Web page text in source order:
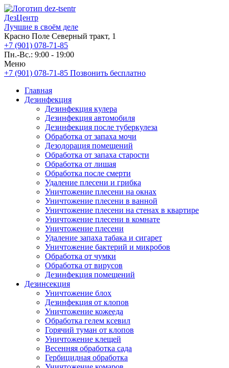
ДезЦентр
Лучшие в своём деле
Красно Поле Северный тракт, 1
+7 (901) 078-71-85
Пн.-Вс.: 9:00 - 19:00
Меню
+7 (901) 078-71-85 Позвонить бесплатно
Главная
Дезинфекция
Дезинфекция кулера
Дезинфекция автомобиля
Дезинфекция после туберкулеза
Обработка от запаха мочи
Дезодорация помещений
Обработка от запаха старости
Обработка от лишая
Обработка после смерти
Удаление плесени и грибка
Уничтожение плесени на окнах
Уничтожение плесени в ванной
Уничтожение плесени на стенах в квартире
Уничтожение плесени в комнате
Уничтожение плесени
Удаление запаха табака и сигарет
Уничтожение бактерий и микробов
Обработка от чумки
Обработка от вирусов
Дезинфекция помещений
Дезинсекция
Уничтожение блох
Дезинфекция от клопов
Уничтожение кожееда
Обработка гелем ксевил
Горячий туман от клопов
Уничтожение клещей
Весенняя обработка сада
Гербицидная обработка